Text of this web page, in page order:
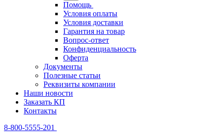
Помощь
Условия оплаты
Условия доставки
Гарантия на товар
Вопрос-ответ
Конфиденциальность
Оферта
Документы
Полезные статьи
Реквизиты компании
Наши новости
Заказать КП
Контакты
8-800-5555-201